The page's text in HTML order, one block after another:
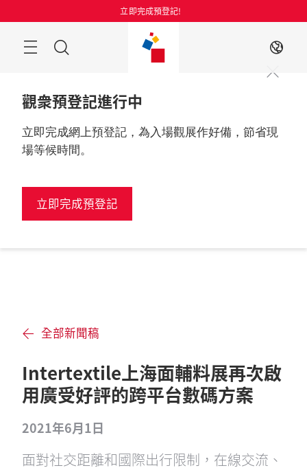
過
立即完成預登記!
ZH
觀衆預登記進行中
立即完成網上預登記，為入場觀展作好備，節省現
場等候時間。
立即完成預登記
全部新聞稿
Intertextile上海面輔料展再次啟
用廣受好評的跨平台數碼方案
2021年6月1日
面對社交距離和國際出行限制，在線交流、